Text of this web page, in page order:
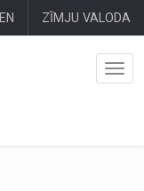
EN ZĪMJU VALODA